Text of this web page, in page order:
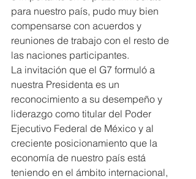
para nuestro país, pudo muy bien
compensarse con acuerdos y
reuniones de trabajo con el resto de
las naciones participantes.
La invitación que el G7 formuló a
nuestra Presidenta es un
reconocimiento a su desempeño y
liderazgo como titular del Poder
Ejecutivo Federal de México y al
creciente posicionamiento que la
economía de nuestro país está
teniendo en el ámbito internacional,